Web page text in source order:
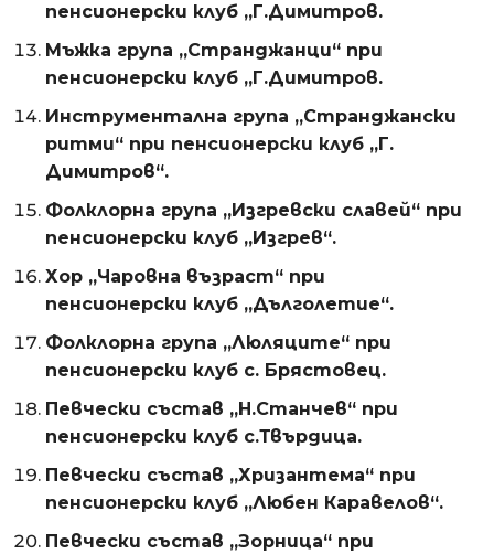
пенсионерски клуб „Г.Димитров.
Мъжка група „Странджанци“ при
пенсионерски клуб „Г.Димитров.
Инструментална група „Странджански
ритми“ при пенсионерски клуб „Г.
Димитров“.
Фолклорна група „Изгревски славей“ при
пенсионерски клуб „Изгрев“.
Хор „Чаровна възраст“ при
пенсионерски клуб „Дълголетие“.
Фолклорна група „Люляците“ при
пенсионерски клуб с. Брястовец.
Певчески състав „Н.Станчев“ при
пенсионерски клуб с.Твърдица.
Певчески състав „Хризантема“ при
пенсионерски клуб „Любен Каравелов“.
Певчески състав „Зорница“ при